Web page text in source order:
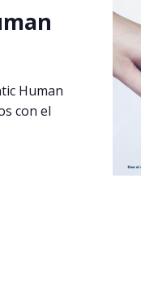
Human
con el